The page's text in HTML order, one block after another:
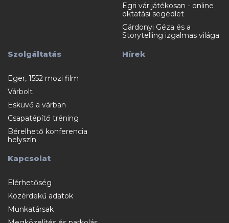
Egri vár játékosan - online
oktatási segédlet
Gárdonyi Géza és a
Storytelling izgalmas világa
Szolgáltatás
Eger, 1552 mozi film
Várbolt
Esküvő a várban
Csapatépítő tréning
Bérelhető konferencia
helyszín
Hírek
Kapcsolat
Elérhetőség
Közérdekű adatok
Munkatársak